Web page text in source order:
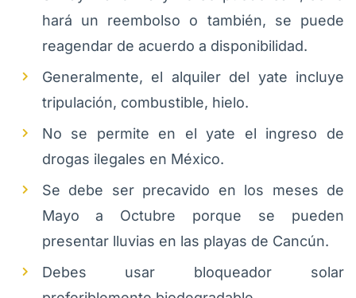
hará un reembolso o también, se puede
reagendar de acuerdo a disponibilidad.
Generalmente, el alquiler del yate incluye
tripulación, combustible, hielo.
No se permite en el yate el ingreso de
drogas ilegales en México.
Se debe ser precavido en los meses de
Mayo a Octubre porque se pueden
presentar lluvias en las playas de Cancún.
Debes usar bloqueador solar